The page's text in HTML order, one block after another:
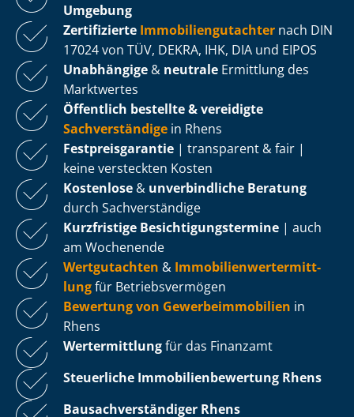
Umgebung
Zertifizierte Im­mo­bi­li­en­gut­ach­ter nach DIN
17024 von TÜV, DEKRA, IHK, DIA und EIPOS
Unabhängige & neutrale Ermittlung des
Marktwertes
Öffentlich bestellte & vereidigte
Sachverständige in Rhens
Fest­preis­ga­ran­tie | transparent & fair |
keine versteckten Kosten
Kostenlose & unverbindliche Beratung
durch Sachverständige
Kurzfristige Be­sich­ti­gungs­ter­mi­ne | auch
am Wochenende
Wertgutachten & Im­mo­bi­li­en­wert­ermitt­
lungfür Be­triebs­ver­mö­gen
Bewertung von Ge­wer­be­im­mo­bi­li­en in
Rhens
Wertermittlungfür das Finanzamt
Steuerliche Im­mo­bi­li­en­be­wer­tung Rhens
Bau­sach­ver­stän­di­ger Rhens